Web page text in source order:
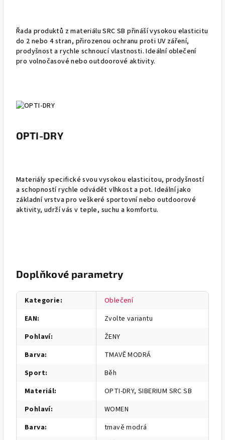
Řada produktů z materiálu SRC SB přináší vysokou elasticitu
do 2 nebo 4 stran, přirozenou ochranu proti UV záření,
prodyšnost a rychle schnoucí vlastnosti. Ideální oblečení
pro volnočasové nebo outdoorové aktivity.
OPTI-DRY
Materiály specifické svou vysokou elasticitou, prodyšností
a schopností rychle odvádět vlhkost a pot. Ideální jako
základní vrstva pro veškeré sportovní nebo outdoorové
aktivity, udrží vás v teple, suchu a komfortu.
Doplňkové parametry
Kategorie:
Oblečení
EAN:
Zvolte variantu
Pohlaví:
ŽENY
Barva:
TMAVĚ MODRÁ
Sport:
Běh
Materiál:
OPTI-DRY, SIBERIUM SRC SB
Pohlaví:
WOMEN
Barva:
tmavě modrá